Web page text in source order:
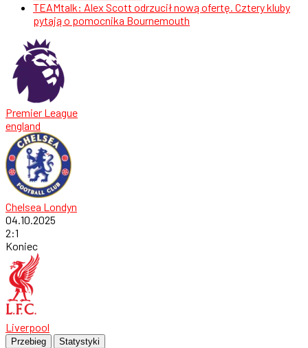
TEAMtalk: Alex Scott odrzucił nową ofertę. Cztery kluby
pytają o pomocnika Bournemouth
Premier League
england
Chelsea Londyn
04.10.2025
2:1
Koniec
Liverpool
Przebieg Statystyki